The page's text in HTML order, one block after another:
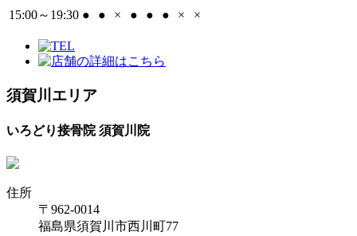
15:00～19:30 ● ● × ● ● ● × ×
須賀川エリア
いろどり接骨院 須賀川院
住所
〒962-0014
福島県須賀川市西川町77